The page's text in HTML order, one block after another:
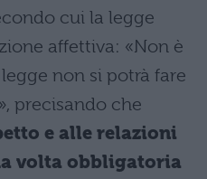
cui la legge
affettiva: «Non è
non si potrà fare
precisando che
e alle relazioni
volta obbligatoria